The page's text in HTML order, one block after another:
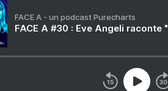
FACE A - un podcast Purecharts
FACE A #30 : Eve Angeli raconte